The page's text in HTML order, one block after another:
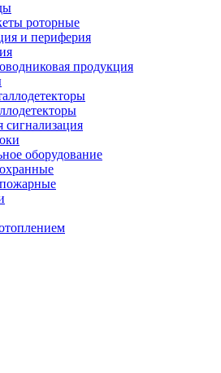
роторные
и периферия
продукция
оборудование